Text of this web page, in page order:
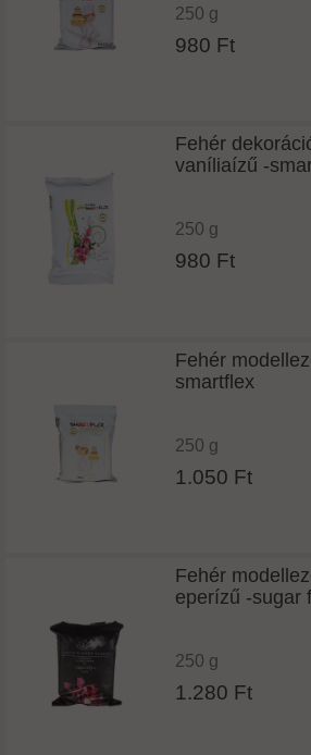
250 g
980 Ft
Fehér
vaníliaízű -
250 g
980 Ft
Fehér
smartflex
250 g
1.050 Ft
Fehér
eperízű -sugar
250 g
1.280 Ft